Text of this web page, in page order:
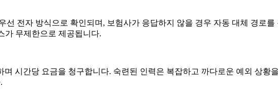
전자 방식으로 확인되며, 보험사가 응답하지 않을 경우 자동 대체 경로를
가 무제한으로 제공됩니다.
시간당 요금을 청구합니다. 숙련된 인력은 복잡하고 까다로운 예외 상황